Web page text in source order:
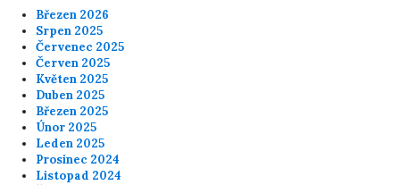
Březen 2026
Srpen 2025
Červenec 2025
Červen 2025
Květen 2025
Duben 2025
Březen 2025
Únor 2025
Leden 2025
Prosinec 2024
Listopad 2024